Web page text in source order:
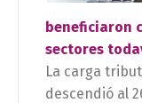
beneficiaron
sectores
La carga
descendió al